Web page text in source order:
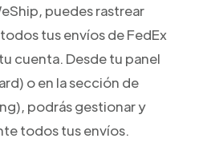
puedes rastrear
tus envíos de FedEx
cuenta. Desde tu panel
o en la sección de
podrás gestionar y
todos tus envíos.